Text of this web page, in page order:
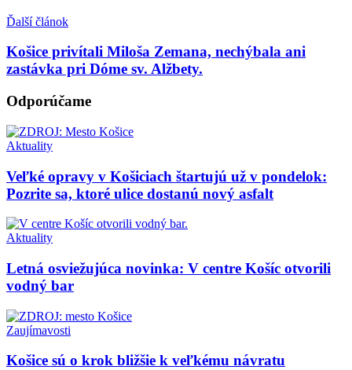
Ďalší článok
Košice privítali Miloša Zemana, nechýbala ani
zastávka pri Dóme sv. Alžbety.
Odporúčame
Aktuality
Veľké opravy v Košiciach štartujú už v pondelok:
Pozrite sa, ktoré ulice dostanú nový asfalt
Aktuality
Letná osviežujúca novinka: V centre Košíc otvorili
vodný bar
Zaujímavosti
Košice sú o krok bližšie k veľkému návratu